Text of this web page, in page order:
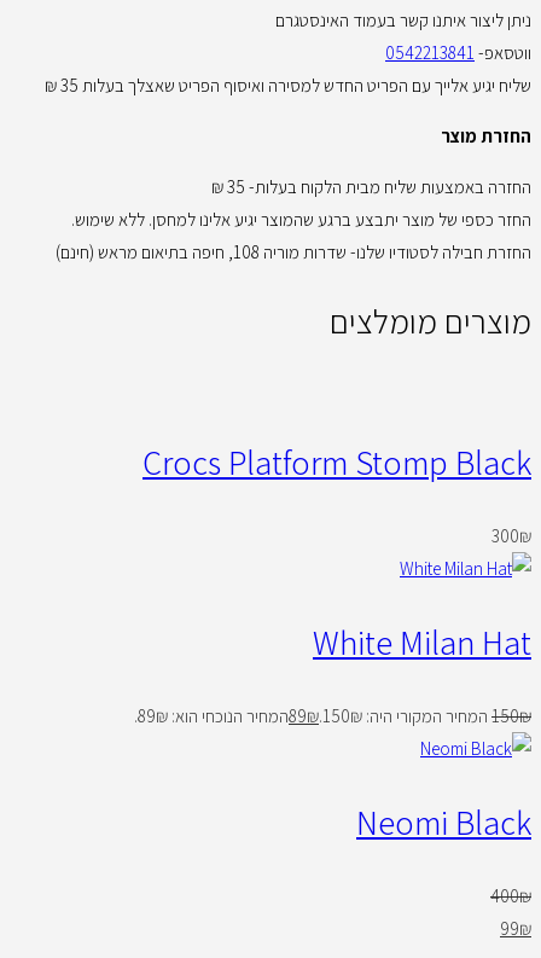
ניתן ליצור איתנו קשר בעמוד האינסטגרם
ווטסאפ- 0542213841
שליח יגיע אלייך עם הפריט החדש למסירה ואיסוף הפריט שאצלך בעלות 35 ₪
החזרת מוצר
החזרה באמצעות שליח מבית הלקוח בעלות- 35 ₪
החזר כספי של מוצר יתבצע ברגע שהמוצר יגיע אלינו למחסן. ללא שימוש.
החזרת חבילה לסטודיו שלנו- שדרות מוריה 108, חיפה בתיאום מראש (חינם)
מוצרים מומלצים
Crocs Platform Stomp Black
300₪
White Milan Hat
150₪ המחיר המקורי היה: 150₪. 89₪ המחיר הנוכחי הוא: 89₪.
Neomi Black
400₪
99₪